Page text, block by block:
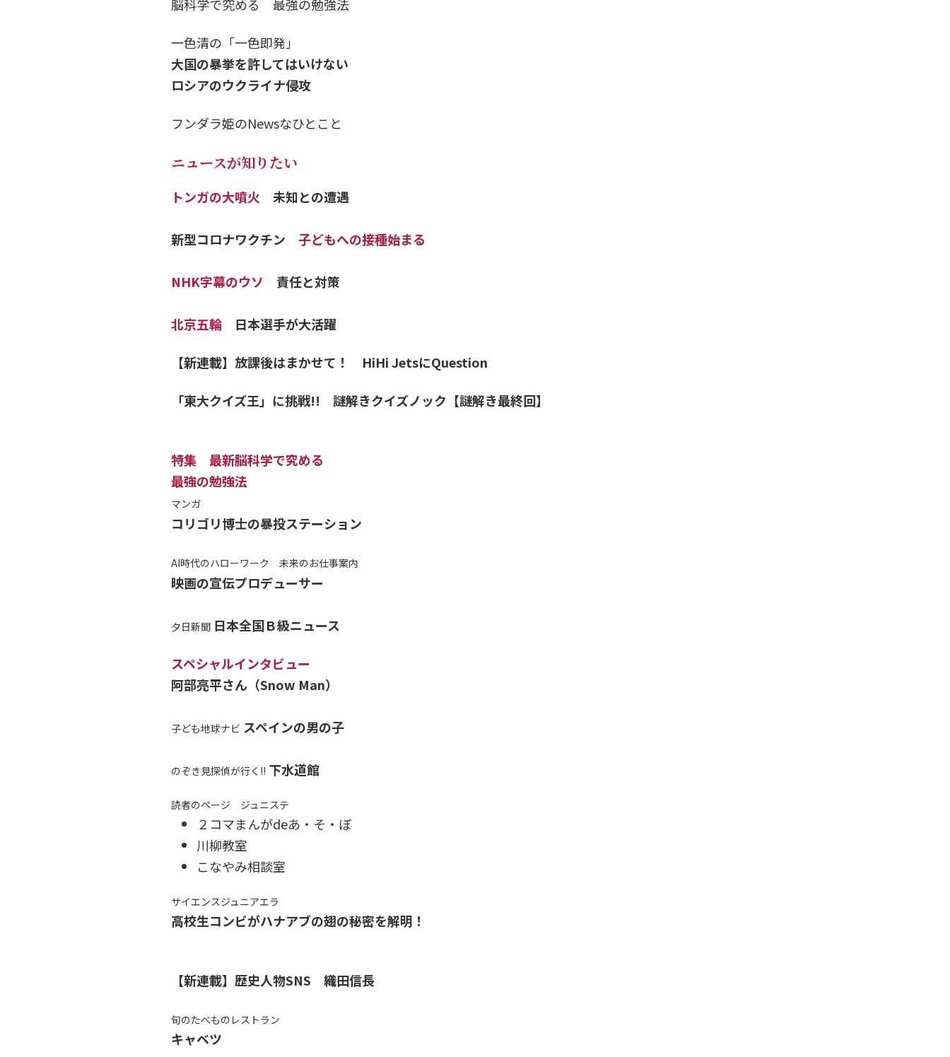
脳科学で究める 最強の勉強法
一色清の「一色即発」
大国の暴挙を許してはいけない
ロシアのウクライナ侵攻
フンダラ姫のNewsなひとこと
ニュースが知りたい
トンガの大噴火 未知との遭遇
新型コロナワクチン 子どもへの接種始まる
NHK字幕のウソ 責任と対策
北京五輪 日本選手が大活躍
【新連載】放課後はまかせて！ HiHi JetsにQuestion
「東大クイズ王」に挑戦!! 謎解きクイズノック【謎解き最終回】
特集 最新脳科学で究める
最強の勉強法
マンガ
コリゴリ博士の暴投ステーション
AI時代のハローワーク 未来のお仕事案内
映画の宣伝プロデューサー
夕日新聞 日本全国Ｂ級ニュース
スペシャルインタビュー
阿部亮平さん（Snow Man）
子ども地球ナビ スペインの男の子
のぞき見探偵が行く!! 下水道館
読者のページ ジュニステ
２コマまんがdeあ・そ・ぼ
川柳教室
こなやみ相談室
サイエンスジュニアエラ
高校生コンビがハナアブの翅の秘密を解明！
【新連載】歴史人物SNS 織田信長
旬のたべものレストラン
キャベツ